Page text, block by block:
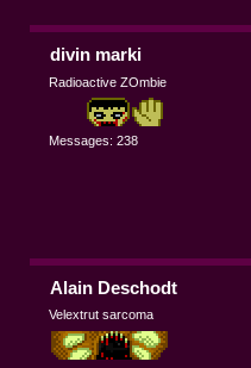
divin marki
Radioactive ZOmbie
Messages: 238
Alain Deschodt
Velextrut sarcoma